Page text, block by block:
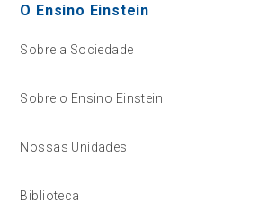
O Ensino Einstein
Sobre a Sociedade
Sobre o Ensino Einstein
Nossas Unidades
Biblioteca